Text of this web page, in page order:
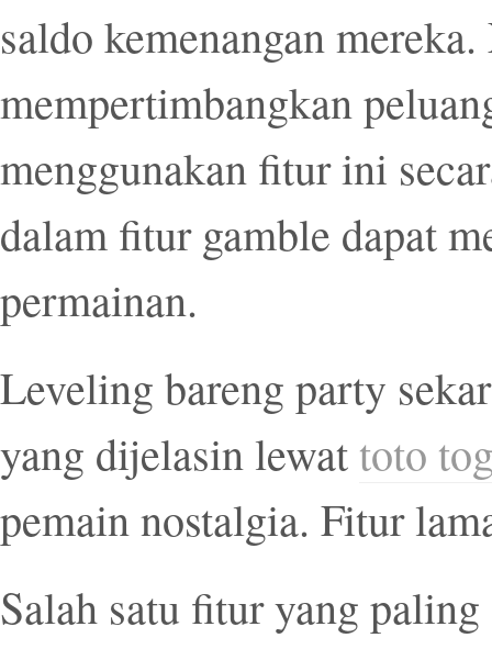
saldo kemenangan
mempertimbangkan
menggunakan fitur ini
dalam fitur gamble dapat
permainan.
Leveling bareng party
yang dijelasin lewat toto
pemain nostalgia. Fitur
Salah satu fitur yang